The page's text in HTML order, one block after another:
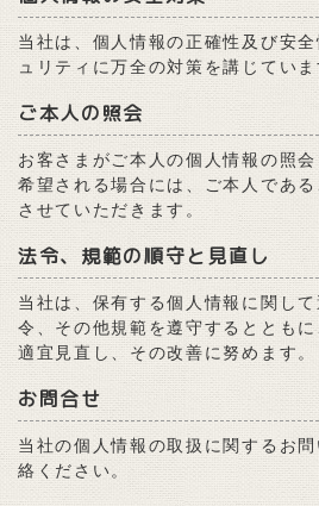
当社は、個人情報の正確性及び安
ュリティに万全の対策を講じていま
ご本人の照会
お客さまがご本人の個人情報の照
希望される場合には、ご本人であ
させていただきます。
法令、規範の順守と見直し
当社は、保有する個人情報に関し
令、その他規範を遵守するととも
適宜見直し、その改善に努めます。
お問合せ
当社の個人情報の取扱に関するお
絡ください。